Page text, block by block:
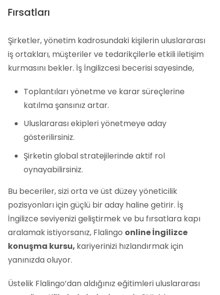
Fırsatları
Şirketler, yönetim kadrosundaki kişilerin uluslararası
iş ortakları, müşteriler ve tedarikçilerle etkili iletişim
kurmasını bekler. İş İngilizcesi becerisi sayesinde,
Toplantıları yönetme ve karar süreçlerine
katılma şansınız artar.
Uluslararası ekipleri yönetmeye aday
gösterilirsiniz.
Şirketin global stratejilerinde aktif rol
oynayabilirsiniz.
Bu beceriler, sizi orta ve üst düzey yöneticilik
pozisyonları için güçlü bir aday haline getirir. İş
İngilizce seviyenizi geliştirmek ve bu fırsatlara kapı
aralamak istiyorsanız, Flalingo online İngilizce
konuşma kursu, kariyerinizi hızlandırmak için
yanınızda oluyor.
Üstelik Flalingo’dan aldığınız eğitimleri uluslararası